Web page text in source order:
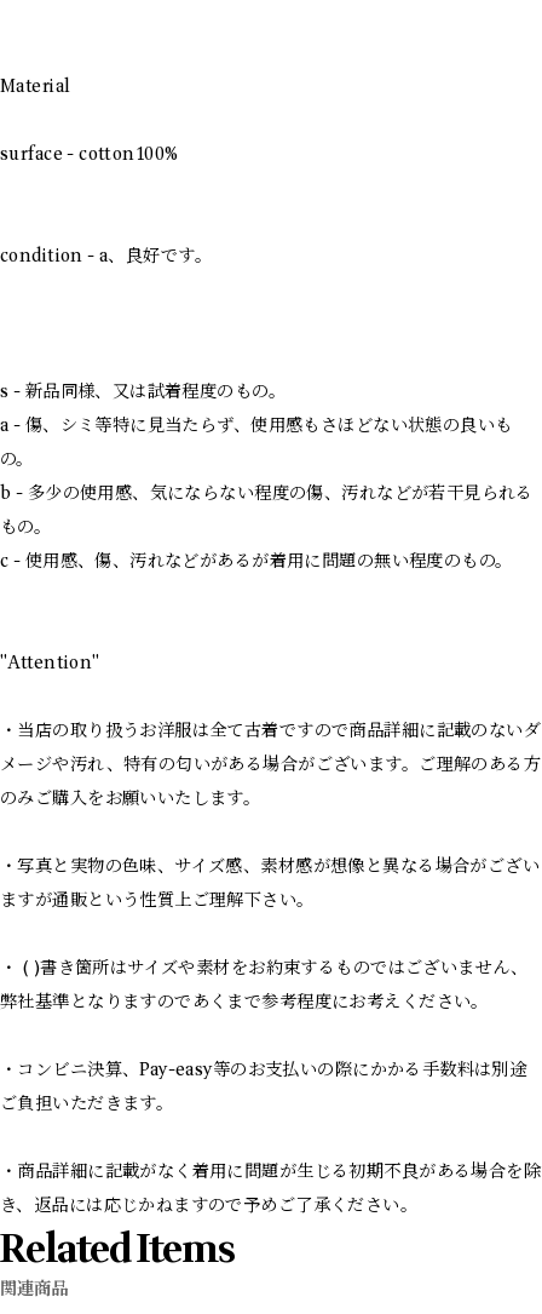
Material
surface - cotton100%
condition - a、良好です。
s - 新品同様、又は試着程度のもの。
a - 傷、シミ等特に見当たらず、使用感もさほどない状態の良いも
の。
b - 多少の使用感、気にならない程度の傷、汚れなどが若干見られる
もの。
c - 使用感、傷、汚れなどがあるが着用に問題の無い程度のもの。
"Attention"
・当店の取り扱うお洋服は全て古着ですので商品詳細に記載のないダ
メージや汚れ、特有の匂いがある場合がございます。ご理解のある方
のみご購入をお願いいたします。
・写真と実物の色味、サイズ感、素材感が想像と異なる場合がござい
ますが通販という性質上ご理解下さい。
・ ( )書き箇所はサイズや素材をお約束するものではございません、
弊社基準となりますのであくまで参考程度にお考えください。
・コンビニ決算、Pay-easy等のお支払いの際にかかる手数料は別途
ご負担いただきます。
・商品詳細に記載がなく着用に問題が生じる初期不良がある場合を除
き、返品には応じかねますので予めご了承ください。
Related Items
関連商品